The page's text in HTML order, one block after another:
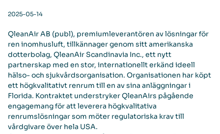
2025-05-14
QleanAir AB (publ), premiumleverantören av lösningar för
ren inomhusluft, tillkännager genom sitt amerikanska
dotterbolag, QleanAir Scandinavia Inc., ett nytt
partnerskap med en stor, internationellt erkänd ideell
hälso- och sjukvårdsorganisation. Organisationen har köpt
ett högkvalitativt renrum till en av sina anläggningar i
Florida. Kontraktet understryker QleanAirs pågående
engagemang för att leverera högkvalitativa
renrumslösningar som möter regulatoriska krav till
vårdgivare över hela USA.